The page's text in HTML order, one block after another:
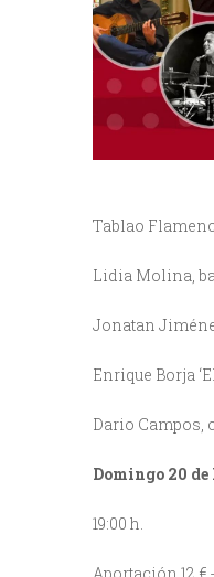
Tablao
Lidia Molina,
Jonatan
Enrique Borja
Dario Campos,
Domingo 20
19:00 h.
Aportación 12 €